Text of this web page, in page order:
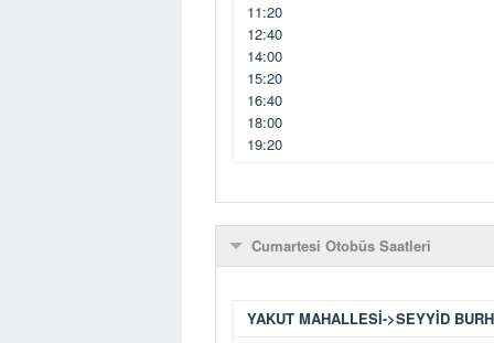
11:20
12:40
14:00
15:20
16:40
18:00
19:20
Cumartesi Otobüs Saatleri
YAKUT MAHALLESİ->SEYYİD